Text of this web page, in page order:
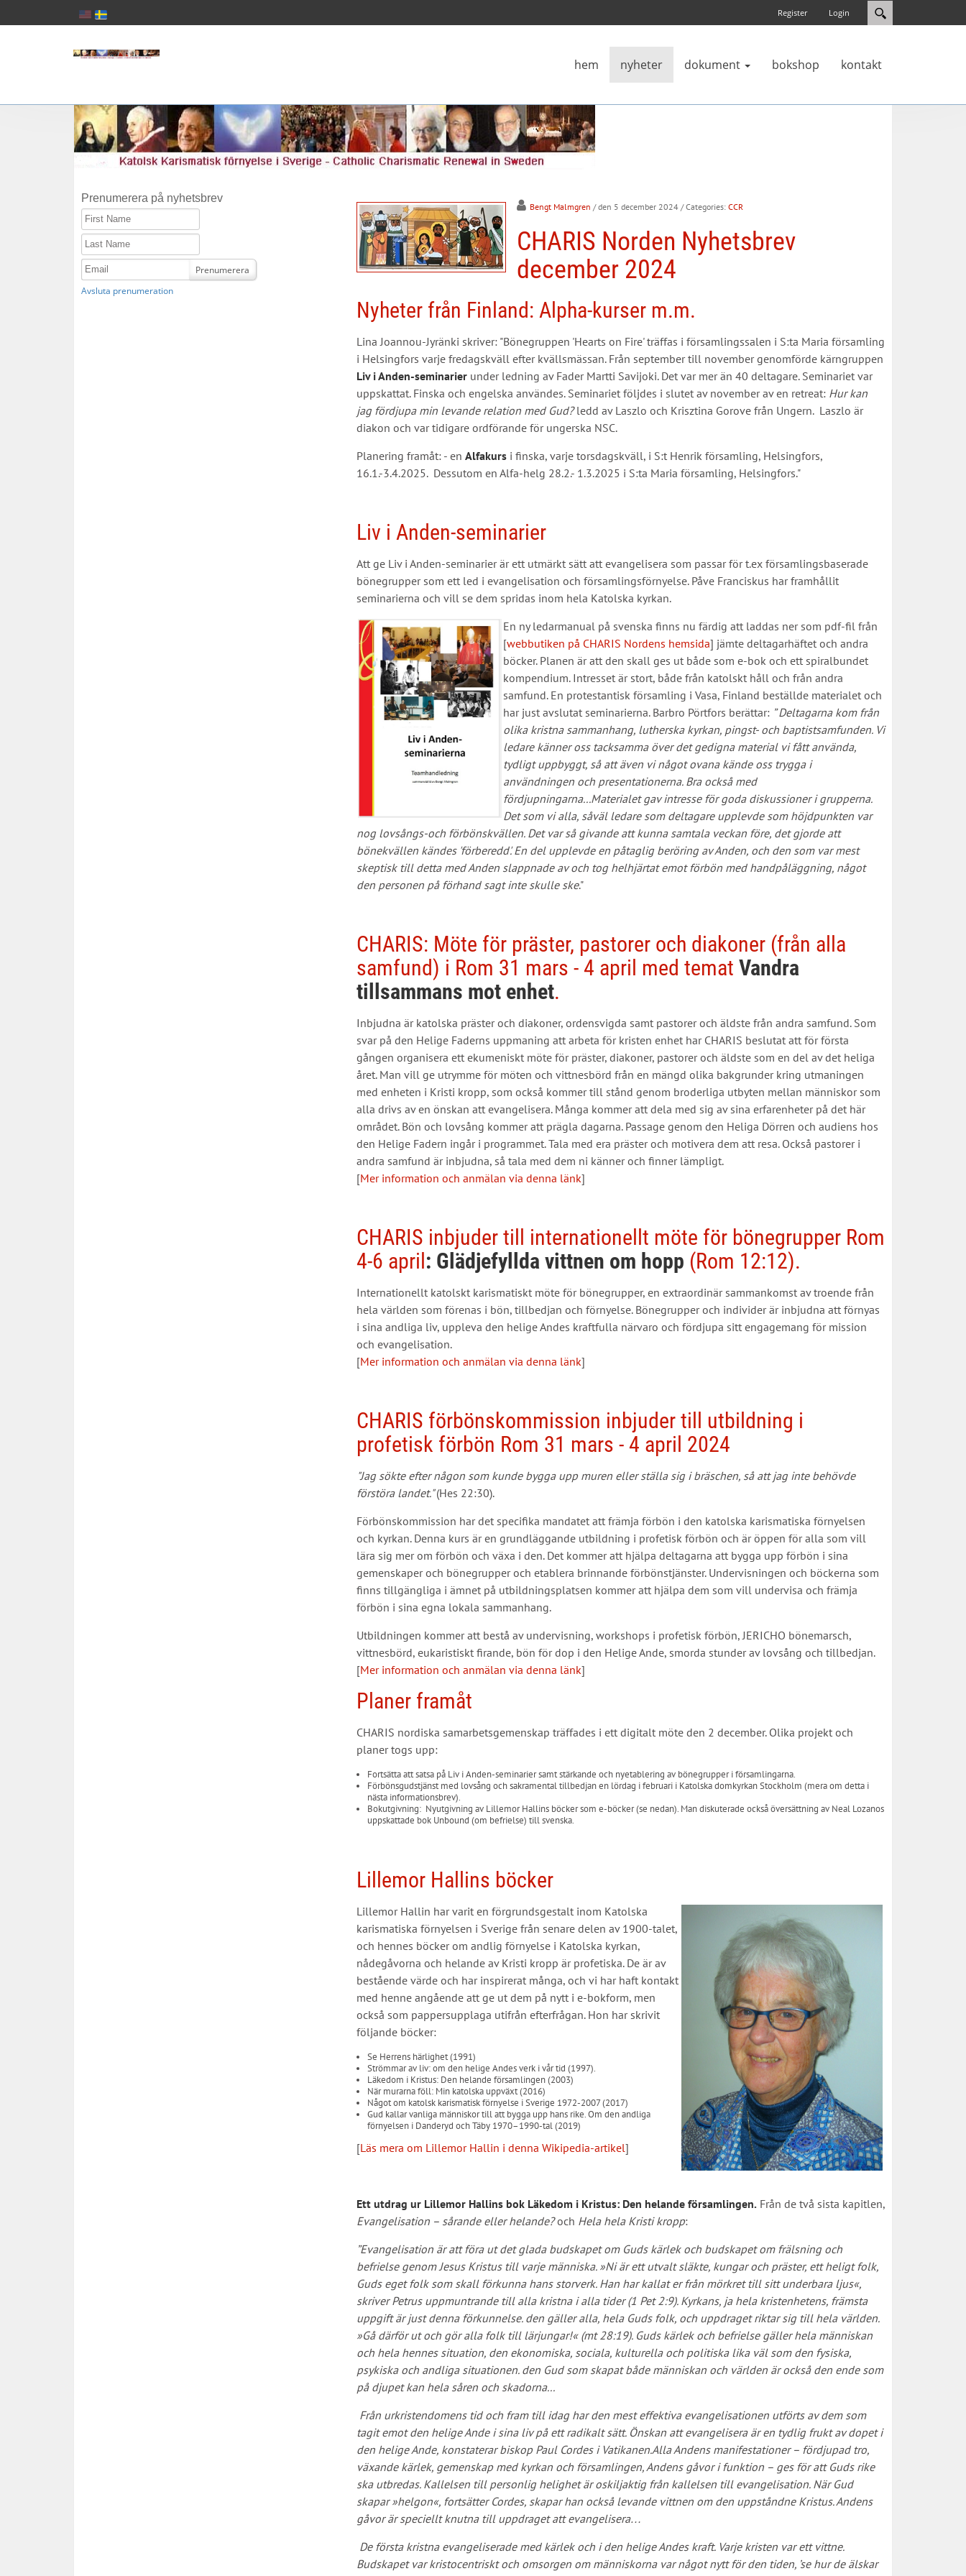
Login
Register
hem nyheter dokument bokshop kontakt
Prenumerera på nyhetsbrev
First Name
Last Name
Email
Prenumerera
Avsluta prenumeration
Bengt Malmgren / den 5 december 2024 / Categories: CCR
CHARIS Norden Nyhetsbrev
december 2024
Nyheter från Finland: Alpha-kurser m.m.
Lina Joannou-Jyränki skriver: "Bönegruppen 'Hearts on Fire' träffas i församlingssalen i S:ta Maria församling
i Helsingfors varje fredagskväll efter kvällsmässan. Från september till november genomförde kärngruppen
Liv i Anden-seminarierunder ledning av Fader Martti Savijoki. Det var mer än 40 deltagare. Seminariet var
uppskattat. Finska och engelska användes. Seminariet följdes i slutet av november av en retreat: Hur kan
jag fördjupa min levande relation med Gud?ledd av Laszlo och Krisztina Gorove från Ungern. Laszlo är
diakon och var tidigare ordförande för ungerska NSC.
Planering framåt: - en Alfakursi finska, varje torsdagskväll, i S:t Henrik församling, Helsingfors,
16.1.-3.4.2025. Dessutom en Alfa-helg 28.2.- 1.3.2025 i S:ta Maria församling, Helsingfors."
Liv i Anden-seminarier
Att ge Liv i Anden-seminarier är ett utmärkt sätt att evangelisera som passar för t.ex församlingsbaserade
bönegrupper som ett led i evangelisation och församlingsförnyelse. Påve Franciskus har framhållit
seminarierna och vill se dem spridas inom hela Katolska kyrkan.
En ny ledarmanual på svenska finns nu färdig att laddas ner som pdf-fil från
[webbutiken på CHARIS Nordens hemsida] jämte deltagarhäftet och andra
böcker. Planen är att den skall ges ut både som e-bok och ett spiralbundet
kompendium. Intresset är stort, både från katolskt håll och från andra
samfund. En protestantisk församling i Vasa, Finland beställde materialet och
har just avslutat seminarierna. Barbro Pörtfors berättar: ” Deltagarna kom från
olika kristna sammanhang, lutherska kyrkan, pingst- och baptistsamfunden. Vi
ledare känner oss tacksamma över det gedigna material vi fått använda,
tydligt uppbyggt, så att även vi något ovana kände oss trygga i
användningen och presentationerna. Bra också med
fördjupningarna...Materialet gav intresse för goda diskussioner i grupperna.
Det som vi alla, såväl ledare som deltagare upplevde som höjdpunkten var
nog lovsångs-och förbönskvällen. Det var så givande att kunna samtala veckan före, det gjorde att
bönekvällen kändes 'förberedd'. En del upplevde en påtaglig beröring av Anden, och den som var mest
skeptisk till detta med Anden slappnade av och tog helhjärtat emot förbön med handpåläggning, något
den personen på förhand sagt inte skulle ske."
CHARIS: Möte för präster, pastorer och diakoner (från alla
samfund) i Rom 31 mars - 4 april med temat Vandra
tillsammans mot enhet.
Inbjudna är katolska präster och diakoner, ordensvigda samt pastorer och äldste från andra samfund. Som
svar på den Helige Faderns uppmaning att arbeta för kristen enhet har CHARIS beslutat att för första
gången organisera ett ekumeniskt möte för präster, diakoner, pastorer och äldste som en del av det heliga
året. Man vill ge utrymme för möten och vittnesbörd från en mängd olika bakgrunder kring utmaningen
med enheten i Kristi kropp, som också kommer till stånd genom broderliga utbyten mellan människor som
alla drivs av en önskan att evangelisera. Många kommer att dela med sig av sina erfarenheter på det här
området. Bön och lovsång kommer att prägla dagarna. Passage genom den Heliga Dörren och audiens hos
den Helige Fadern ingår i programmet. Tala med era präster och motivera dem att resa. Också pastorer i
andra samfund är inbjudna, så tala med dem ni känner och finner lämpligt.
[Mer information och anmälan via denna länk]
CHARIS inbjuder till internationellt möte för bönegrupper Rom
4-6 april : Glädjefyllda vittnen om hopp (Rom 12:12).
Internationellt katolskt karismatiskt möte för bönegrupper, en extraordinär sammankomst av troende från
hela världen som förenas i bön, tillbedjan och förnyelse. Bönegrupper och individer är inbjudna att förnyas
i sina andliga liv, uppleva den helige Andes kraftfulla närvaro och fördjupa sitt engagemang för mission
och evangelisation.
[Mer information och anmälan via denna länk]
CHARIS förbönskommission inbjuder till utbildning i
profetisk förbön Rom 31 mars - 4 april 2024
"Jag sökte efter någon som kunde bygga upp muren eller ställa sig i bräschen, så att jag inte behövde
förstöra landet."(Hes 22:30).
Förbönskommission har det specifika mandatet att främja förbön i den katolska karismatiska förnyelsen
och kyrkan. Denna kurs är en grundläggande utbildning i profetisk förbön och är öppen för alla som vill
lära sig mer om förbön och växa i den. Det kommer att hjälpa deltagarna att bygga upp förbön i sina
gemenskaper och bönegrupper och etablera brinnande förbönstjänster. Undervisningen och böckerna som
finns tillgängliga i ämnet på utbildningsplatsen kommer att hjälpa dem som vill undervisa och främja
förbön i sina egna lokala sammanhang.
Utbildningen kommer att bestå av undervisning, workshops i profetisk förbön, JERICHO bönemarsch,
vittnesbörd, eukaristiskt firande, bön för dop i den Helige Ande, smorda stunder av lovsång och tillbedjan.
[Mer information och anmälan via denna länk]
Planer framåt
CHARIS nordiska samarbetsgemenskap träffades i ett digitalt möte den 2 december. Olika projekt och
planer togs upp:
Fortsätta att satsa på Liv i Anden-seminarier samt stärkande och nyetablering av bönegrupper i församlingarna.
Förbönsgudstjänst med lovsång och sakramental tillbedjan en lördag i februari i Katolska domkyrkan Stockholm (mera om detta i
nästa informationsbrev).
Bokutgivning: Nyutgivning av Lillemor Hallins böcker som e-böcker (se nedan). Man diskuterade också översättning av Neal Lozanos
uppskattade bok Unbound (om befrielse) till svenska.
Lillemor Hallins böcker
Lillemor Hallin har varit en förgrundsgestalt inom Katolska
karismatiska förnyelsen i Sverige från senare delen av 1900-talet,
och hennes böcker om andlig förnyelse i Katolska kyrkan,
nådegåvorna och helande av Kristi kropp är profetiska. De är av
bestående värde och har inspirerat många, och vi har haft kontakt
med henne angående att ge ut dem på nytt i e-bokform, men
också som pappersupplaga utifrån efterfrågan. Hon har skrivit
följande böcker:
Se Herrens härlighet (1991)
Strömmar av liv: om den helige Andes verk i vår tid (1997).
Läkedom i Kristus: Den helande församlingen (2003)
När murarna föll: Min katolska uppväxt (2016)
Något om katolsk karismatisk förnyelse i Sverige 1972-2007 (2017)
Gud kallar vanliga människor till att bygga upp hans rike. Om den andliga
förnyelsen i Danderyd och Täby 1970–1990-tal (2019)
[Läs mera om Lillemor Hallin i denna Wikipedia-artikel]
Ett utdrag ur Lillemor Hallins bok Läkedom i Kristus: Den helande församlingen. Från de två sista kapitlen,
Evangelisation – sårande eller helande?och Hela hela Kristi kropp:
”Evangelisation är att föra ut det glada budskapet om Guds kärlek och budskapet om frälsning och
befrielse genom Jesus Kristus till varje människa. »Ni är ett utvalt släkte, kungar och präster, ett heligt folk,
Guds eget folk som skall förkunna hans storverk. Han har kallat er från mörkret till sitt underbara ljus«,
skriver Petrus uppmuntrande till alla kristna i alla tider (1 Pet 2:9). Kyrkans, ja hela kristenhetens, främsta
uppgift är just denna förkunnelse. den gäller alla, hela Guds folk, och uppdraget riktar sig till hela världen.
»Gå därför ut och gör alla folk till lärjungar!« (mt 28:19). Guds kärlek och befrielse gäller hela människan
och hela hennes situation, den ekonomiska, sociala, kulturella och politiska lika väl som den fysiska,
psykiska och andliga situationen. den Gud som skapat både människan och världen är också den ende som
på djupet kan hela såren och skadorna...
Från urkristendomens tid och fram till idag har den mest effektiva evangelisationen utförts av dem som
tagit emot den helige Ande i sina liv på ett radikalt sätt. Önskan att evangelisera är en tydlig frukt av dopet i
den helige Ande, konstaterar biskop Paul Cordes i Vatikanen.Alla Andens manifestationer – fördjupad tro,
växande kärlek, gemenskap med kyrkan och församlingen, Andens gåvor i funktion – ges för att Guds rike
ska utbredas. Kallelsen till personlig helighet är oskiljaktig från kallelsen till evangelisation. När Gud
skapar »helgon«, fortsätter Cordes, skapar han också levande vittnen om den uppståndne Kristus. Andens
gåvor är speciellt knutna till uppdraget att evangelisera…
De första kristna evangeliserade med kärlek och i den helige Andes kraft. Varje kristen var ett vittne.
Budskapet var kristocentriskt och omsorgen om människorna var något nytt för den tiden, ’se hur de älskar